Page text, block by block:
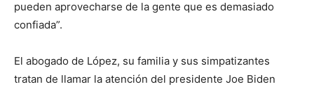
pueden aprovecharse de la gente que es demasiado
confiada”.
El abogado de López, su familia y sus simpatizantes
tratan de llamar la atención del presidente Joe Biden